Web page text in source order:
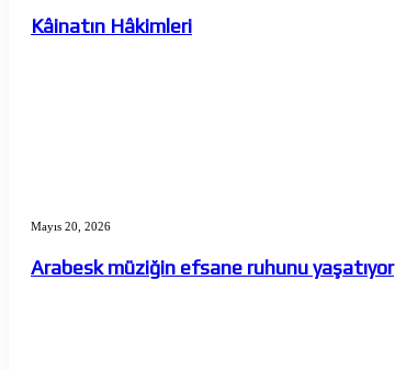
Kâinatın Hâkimleri
müziğin
ruhunu
yaşatıyor
Mayıs 20, 2026
Arabesk müziğin efsane ruhunu yaşatıyor